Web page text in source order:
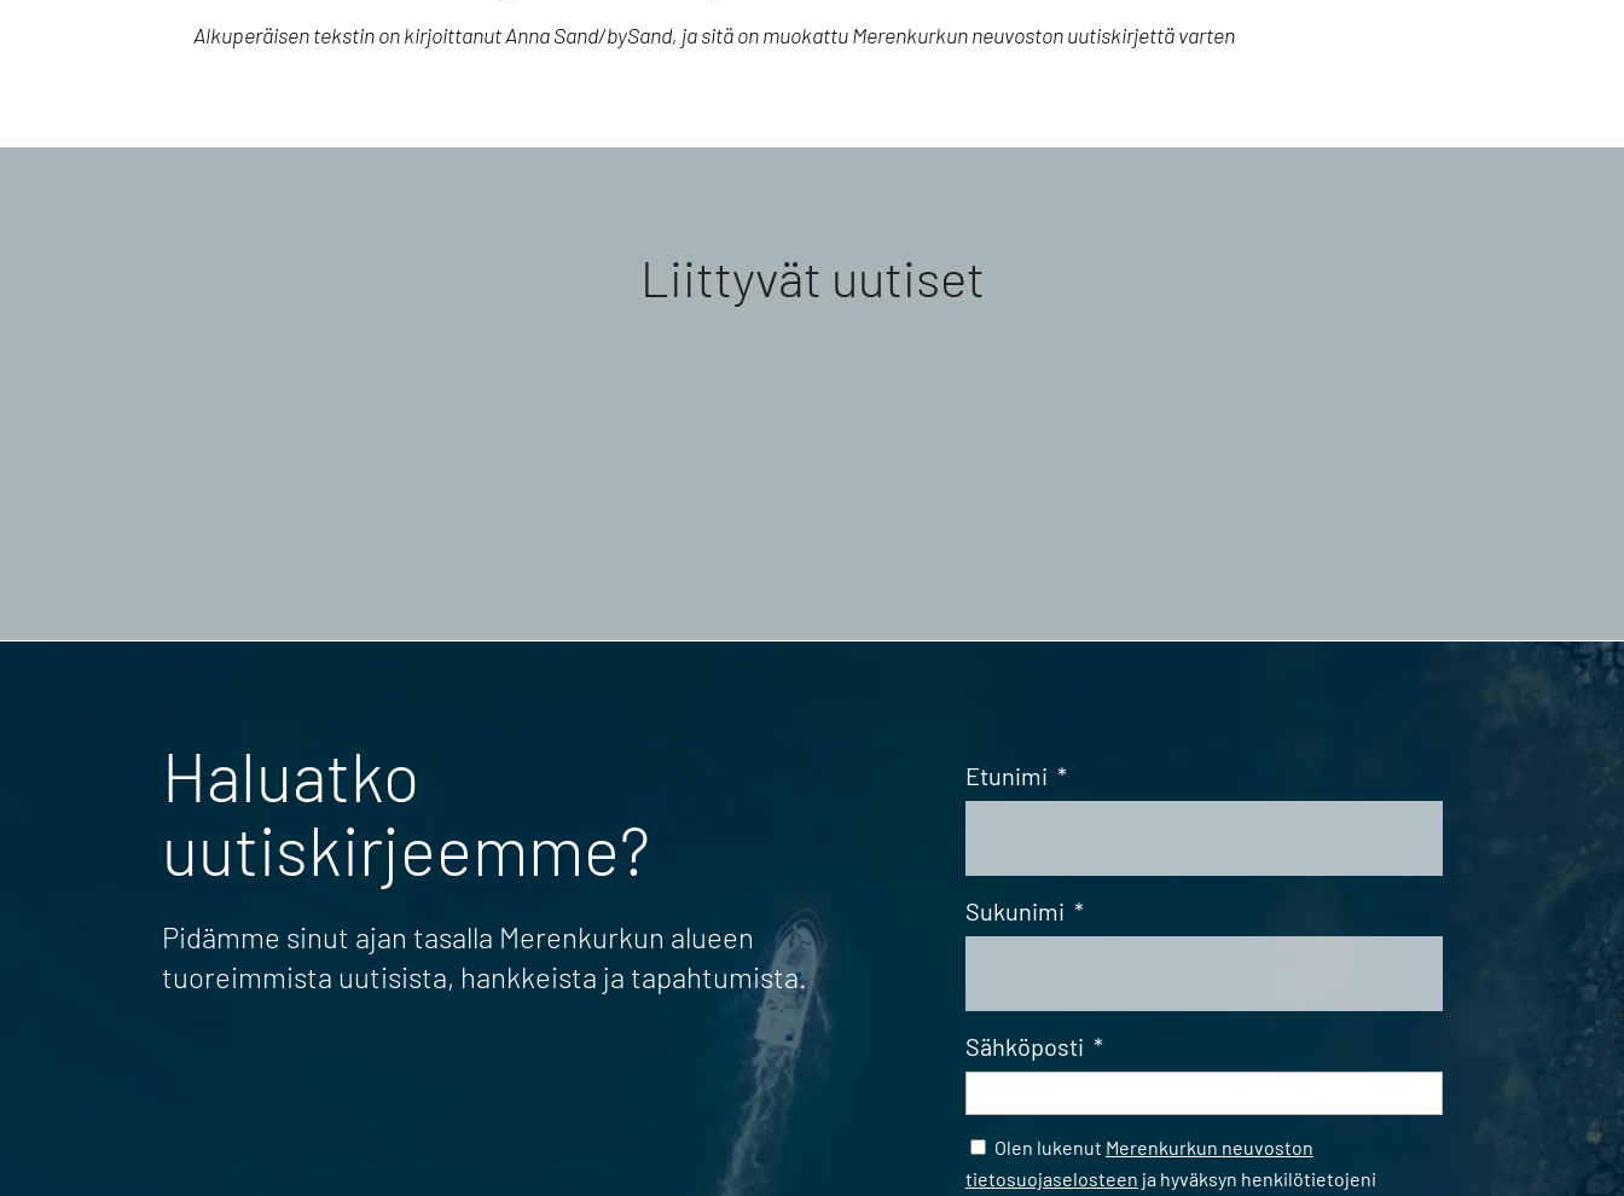
Alkuperäisen tekstin on kirjoittanut Anna Sand/bySand, ja sitä on muokattu Merenkurkun neuvoston uutiskirjettä varten
Liittyvät uutiset
Haluatko
uutiskirjeemme?
Pidämme sinut ajan tasalla Merenkurkun alueen
tuoreimmista uutisista, hankkeista ja tapahtumista.
Etunimi *
Sukunimi *
Sähköposti *
Samtycke *
Olen lukenut Merenkurkun neuvoston
tietosuojaselosteen ja hyväksyn henkilötietojeni